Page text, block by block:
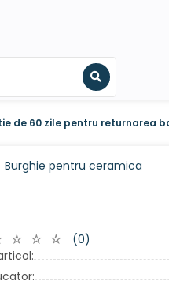
Search
de 60 zile pentru returnarea
Burghie pentru ceramica
(0)